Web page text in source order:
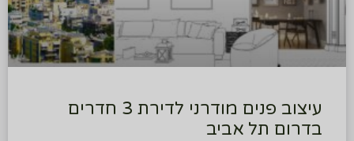
עיצוב פנים מודרני לדירת 3 חדרים
בדרום תל אביב